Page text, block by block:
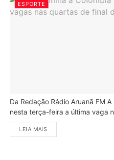
ESPORTE
Da Redação Rádio Aruanã FM
nesta terça-feira a última vaga
LEIA MAIS